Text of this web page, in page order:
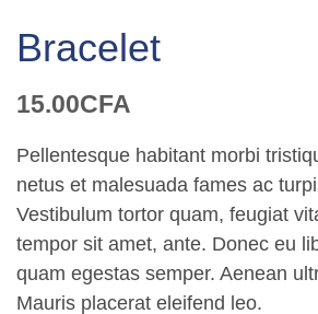
Bracelet
15.00CFA
Pellentesque habitant morbi
netus et malesuada fames ac
Vestibulum tortor quam, feugiat
tempor sit amet, ante. Donec eu
quam egestas semper. Aenean
Mauris placerat eleifend leo.